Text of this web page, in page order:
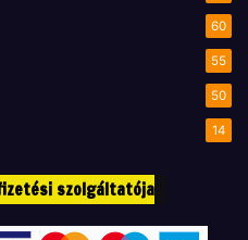
60
55
50
14
szolgáltatója